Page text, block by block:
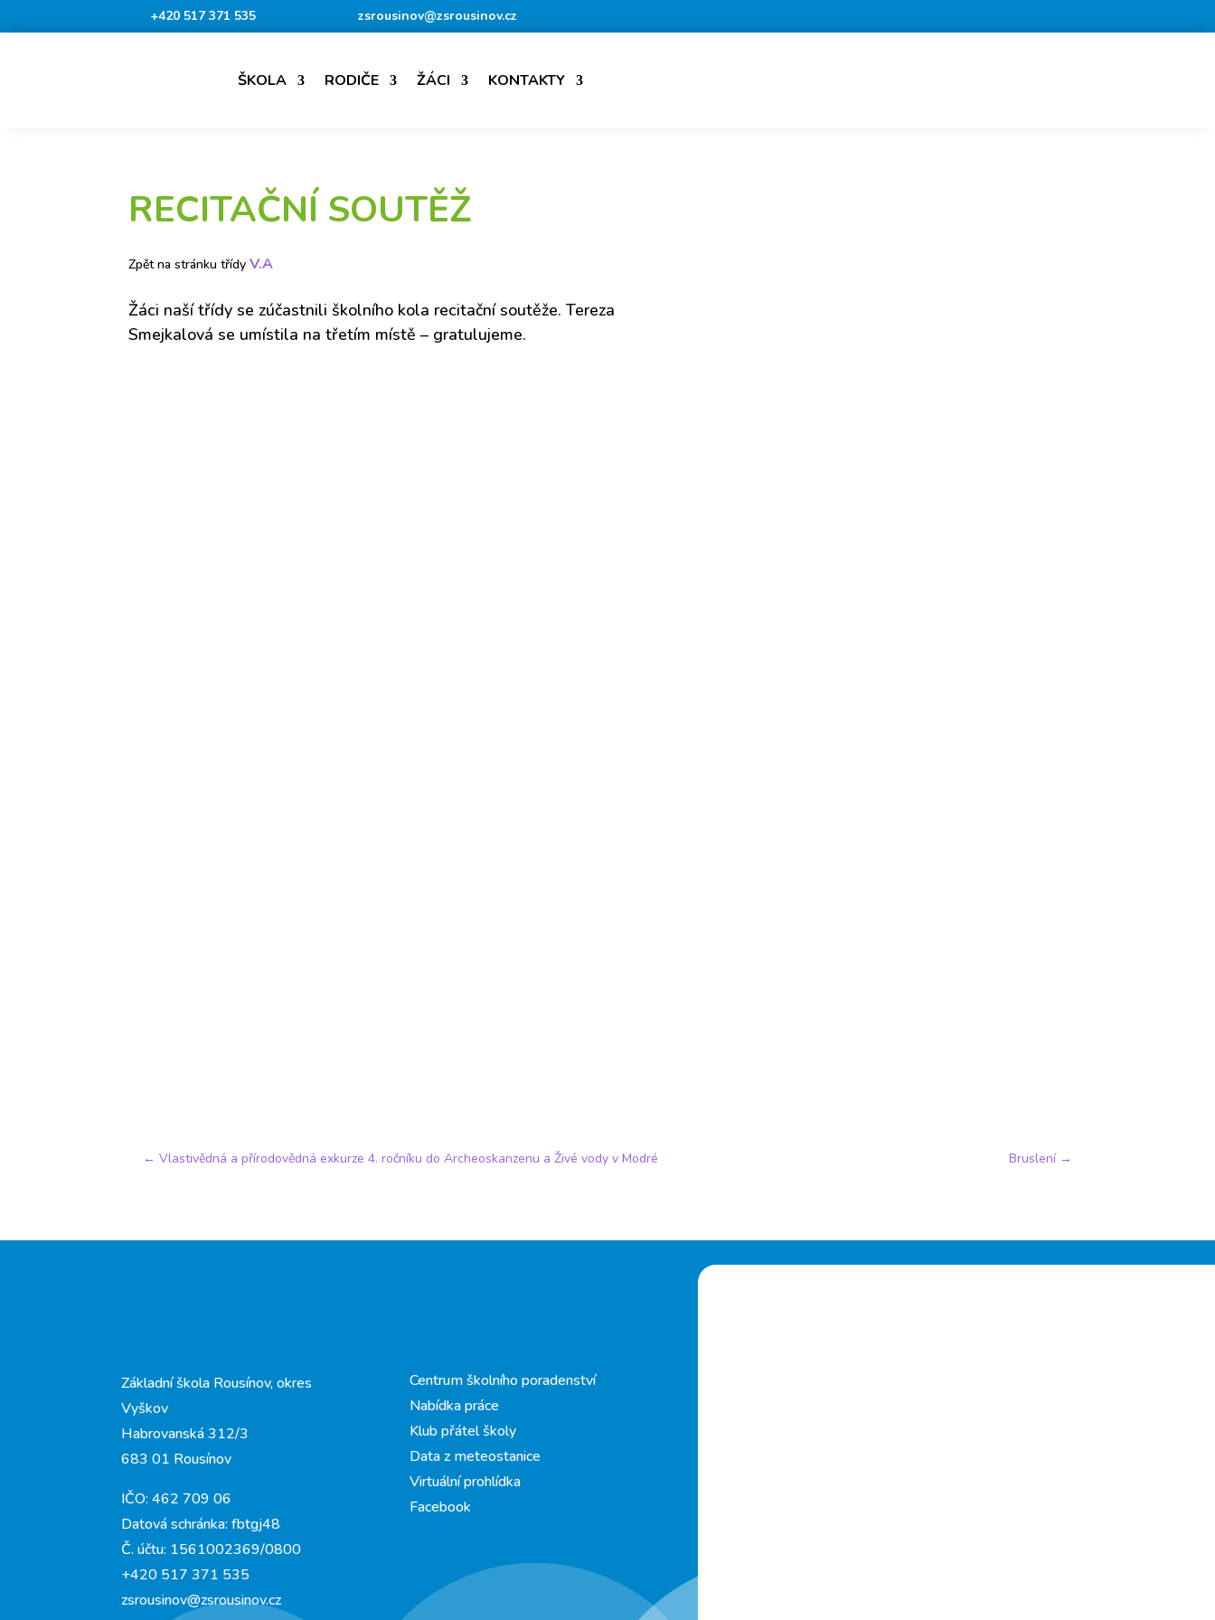
+420 517 371 535 zsrousinov@zsrousinov.cz
ŠKOLA RODIČE ŽÁCI KONTAKTY
RECITAČNÍ SOUTĚŽ
Zpět na stránku třídyV.A
Žáci naší třídy se zúčastnili školního kola recitační soutěže. Tereza
Smejkalová se umístila na třetím místě – gratulujeme.
←Vlastivědná a přírodovědná exkurze 4. ročníku do Archeoskanzenu a Živé vody v Modré Bruslení→
Základní škola Rousínov, okres
Vyškov
Habrovanská 312/3
683 01 Rousínov
IČO: 462 709 06
Datová schránka: fbtgj48
Č. účtu: 1561002369/0800
+420 517 371 535
zsrousinov@zsrousinov.cz
Centrum školního poradenství
Nabídka práce
Klub přátel školy
Data z meteostanice
Virtuální prohlídka
Facebook